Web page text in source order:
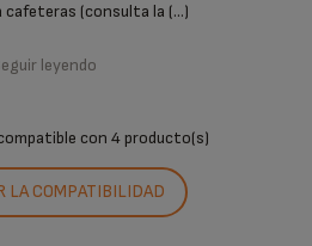
cafeteras (consulta la (...)
leyendo
con 4 producto(s)
LA COMPATIBILIDAD